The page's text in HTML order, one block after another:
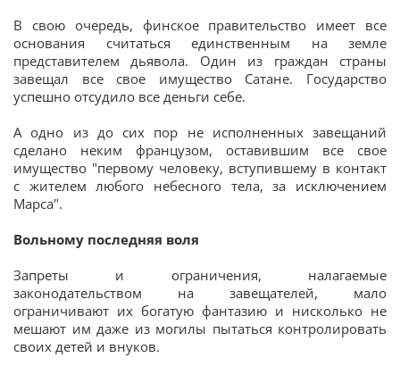
В свою очередь, финское правительство имеет все
основания считаться единственным на земле
представителем дьявола. Один из граждан страны
завещал все свое имущество Сатане. Государство
успешно отсудило все деньги себе.
А одно из до сих пор не исполненных завещаний
сделано неким французом, оставившим все свое
имущество "первому человеку, вступившему в контакт
с жителем любого небесного тела, за исключением
Марса".
Вольному последняя воля
Запреты и ограничения, налагаемые
законодательством на завещателей, мало
ограничивают их богатую фантазию и нисколько не
мешают им даже из могилы пытаться контролировать
своих детей и внуков.